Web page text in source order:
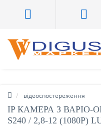
відеоспостереження
IP КАМЕРА З ВАРІО-
S240 / 2,8-12 (1080P)